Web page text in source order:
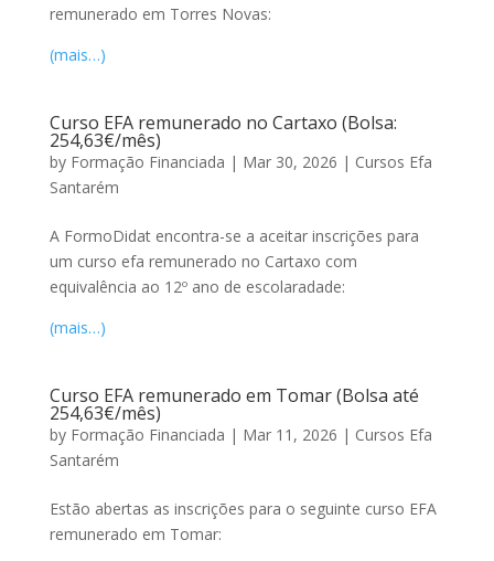
remunerado em Torres Novas:
(mais…)
Curso EFA remunerado no Cartaxo (Bolsa:
254,63€/mês)
by Formação Financiada | Mar 30, 2026 | Cursos Efa
Santarém
A FormoDidat encontra-se a aceitar inscrições para
um curso efa remunerado no Cartaxo com
equivalência ao 12º ano de escolaradade:
(mais…)
Curso EFA remunerado em Tomar (Bolsa até
254,63€/mês)
by Formação Financiada | Mar 11, 2026 | Cursos Efa
Santarém
Estão abertas as inscrições para o seguinte curso EFA
remunerado em Tomar: